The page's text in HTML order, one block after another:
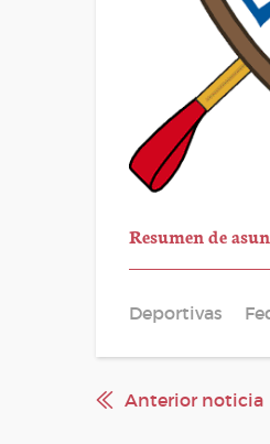
Resumen de
Deportivas
Anterior noticia